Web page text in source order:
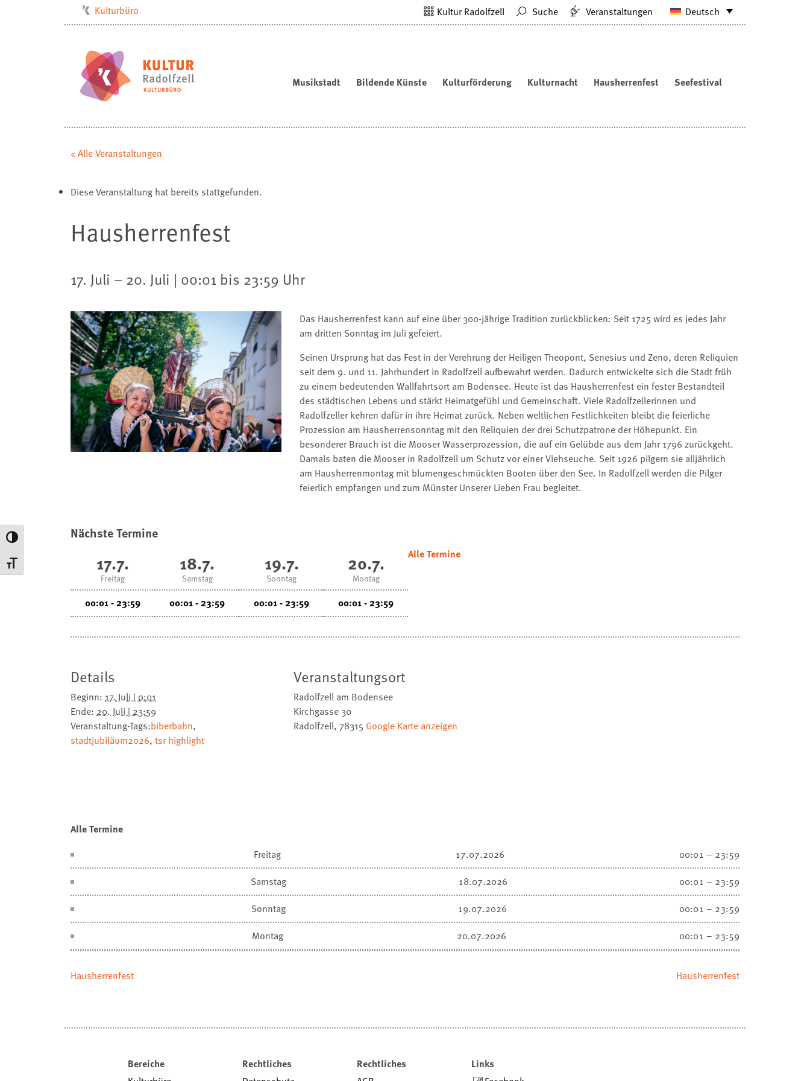
Umschalten auf hohe Kontraste
Schrift vergrößern
Kulturbüro
Musikschule
Stadtarchiv
Stadtmuseum
Radolfzell1200
Deutsch
Kultur Radolfzell Suche Veranstaltungen
Musikstadt Bildende Künste Kulturförderung Kulturnacht Hausherrenfest Seefestival
« Alle Veranstaltungen
Diese Veranstaltung hat bereits stattgefunden.
Hausherrenfest
17. Juli – 20. Juli | 00:01 bis 23:59 Uhr
Das Hausherrenfest kann auf eine über 300-jährige Tradition zurückblicken: Seit 1725 wird es jedes Jahr
am dritten Sonntag im Juli gefeiert.
Seinen Ursprung hat das Fest in der Verehrung der Heiligen Theopont, Senesius und Zeno, deren Reliquien
seit dem 9. und 11. Jahrhundert in Radolfzell aufbewahrt werden. Dadurch entwickelte sich die Stadt früh
zu einem bedeutenden Wallfahrtsort am Bodensee. Heute ist das Hausherrenfest ein fester Bestandteil
des städtischen Lebens und stärkt Heimatgefühl und Gemeinschaft. Viele Radolfzellerinnen und
Radolfzeller kehren dafür in ihre Heimat zurück. Neben weltlichen Festlichkeiten bleibt die feierliche
Prozession am Hausherrensonntag mit den Reliquien der drei Schutzpatrone der Höhepunkt. Ein
besonderer Brauch ist die Mooser Wasserprozession, die auf ein Gelübde aus dem Jahr 1796 zurückgeht.
Damals baten die Mooser in Radolfzell um Schutz vor einer Viehseuche. Seit 1926 pilgern sie alljährlich
am Hausherrenmontag mit blumengeschmückten Booten über den See. In Radolfzell werden die Pilger
feierlich empfangen und zum Münster Unserer Lieben Frau begleitet.
Nächste Termine
17.7.
Freitag
00:01 - 23:59
18.7.
Samstag
00:01 - 23:59
19.7.
Sonntag
00:01 - 23:59
20.7.
Montag
00:01 - 23:59
Alle Termine
Details
Beginn: 17. Juli | 0:01
Ende: 20. Juli | 23:59
Veranstaltung-Tags:biberbahn,
stadtjubiläum2026, tsr highlight
Veranstaltungsort
Radolfzell am Bodensee
Kirchgasse 30
Radolfzell, 78315 Google Karte anzeigen
Alle Termine
Freitag
17.07.2026
00:01 – 23:59
Samstag
18.07.2026
00:01 – 23:59
Sonntag
19.07.2026
00:01 – 23:59
Montag
20.07.2026 00:01 – 23:59
Hausherrenfest Hausherrenfest
Bereiche
Rechtliches
Rechtliches
Links